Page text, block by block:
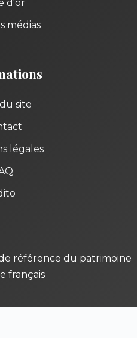
d'or
médias
site
légales
référence du patrimoine
français